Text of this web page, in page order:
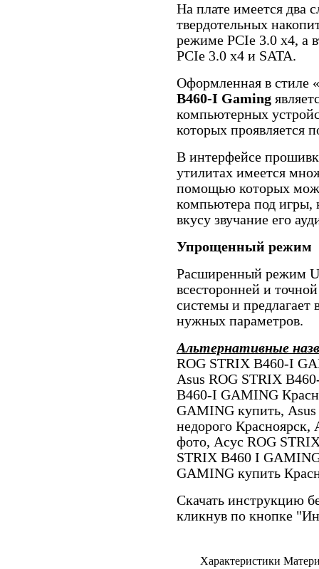
На плате имеется два
твердотельных
режиме PCIe 3.0 x4, а
PCIe 3.0 x4 и SATA.
Оформленная в стиле
B460-I Gaming
компьютерных
которых проявляется
В интерфейсе
утилитах имеется
помощью которых
компьютера под игры,
вкусу звучание его
Упрощенный режим
Расширенный режим
всесторонней и
системы и
нужных параметров.
Альтернативные
ROG STRIX B460-I
Asus ROG STRIX
B460-I GAMING
GAMING купить,
недорого
фото, Асус ROG
STRIX B460 I
GAMING купить
Скачать инструкцию
кликнув по кнопке
Характеристики